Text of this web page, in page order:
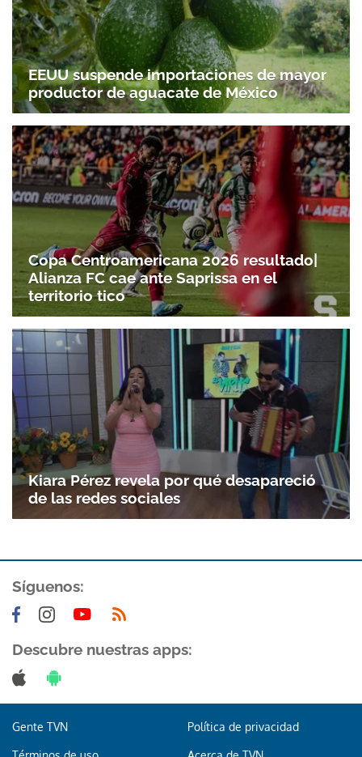
Gracias por suscribirte a nuestro boletín.
ACEPTAR
EEUU suspende importaciones de mayor
productor de aguacate de México
Copa Centroamericana 2026 resultado|
Alianza FC cae ante Saprissa en el
territorio tico
Kiara Pérez revela por qué desapareció
de las redes sociales
Síguenos:
Descubre nuestras apps:
Gente TVN Política de privacidad